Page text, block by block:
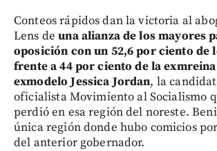
Conteos rápidos dan la victoria al
Lens deuna alianza de los mayores
oposición con un 52,6 por ciento de
frente a 44 por ciento de la
exmodelo Jessica Jordan, la
oficialista Movimiento al Socialismo
perdió en esa región del noreste.
única región donde hubo comicios
del anterior gobernador.